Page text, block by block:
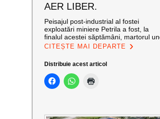
AER LIBER.
Peisajul post-industrial al fostei
exploatări miniere Petrila a fost, la
finalul acestei săptămâni, martorul
CITEȘTE MAI DEPARTE
Distribuie acest articol